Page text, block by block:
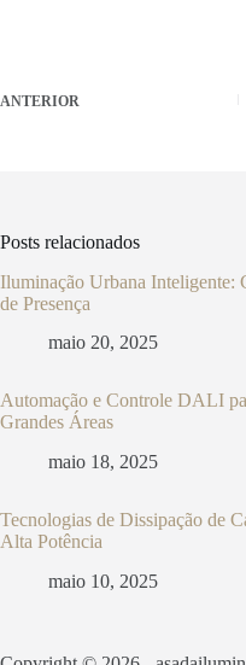
ANTERIOR
Posts relacionados
Iluminação Urbana Inteligente:
de Presença
maio 20, 2025
Automação e Controle DALI
Grandes Áreas
maio 18, 2025
Tecnologias de Dissipação de
Alta Potência
maio 10, 2025